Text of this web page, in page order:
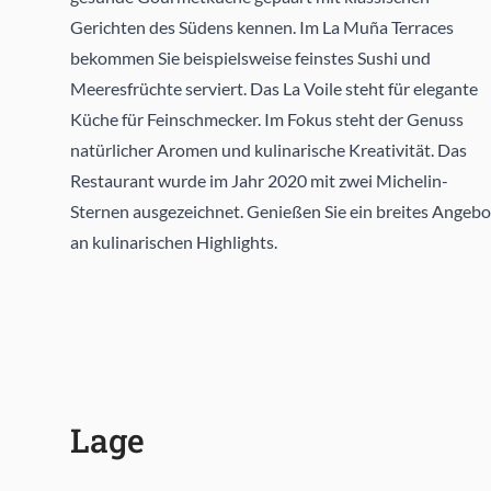
Gerichten des Südens kennen. Im La Muña Terraces
bekommen Sie beispielsweise feinstes Sushi und
Meeresfrüchte serviert. Das La Voile steht für elegante
Küche für Feinschmecker. Im Fokus steht der Genuss
natürlicher Aromen und kulinarische Kreativität. Das
Restaurant wurde im Jahr 2020 mit zwei Michelin-
Sternen ausgezeichnet. Genießen Sie ein breites
an kulinarischen Highlights.
Lage